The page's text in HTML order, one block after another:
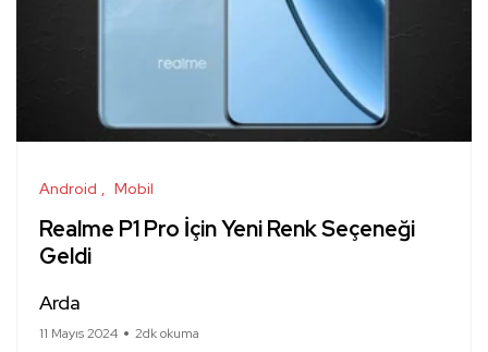
Android Mobil
Realme P1 Pro İçin Yeni Renk Seçeneği
Geldi
Arda
11 Mayıs 2024 2dk okuma